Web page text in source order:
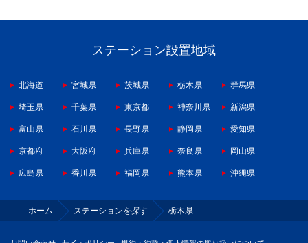
ステーション設置地域
北海道 宮城県 茨城県 栃木県 群馬県
埼玉県 千葉県 東京都 神奈川県 新潟県
富山県 石川県 長野県 静岡県 愛知県
京都府 大阪府 兵庫県 奈良県 岡山県
広島県 香川県 福岡県 熊本県 沖縄県
ホーム ステーションを探す 栃木県